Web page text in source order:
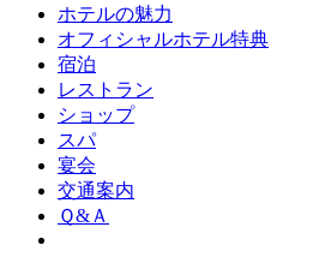
ホテルの魅力
オフィシャルホテル特典
宿泊
レストラン
ショップ
スパ
宴会
交通案内
Ｑ&Ａ